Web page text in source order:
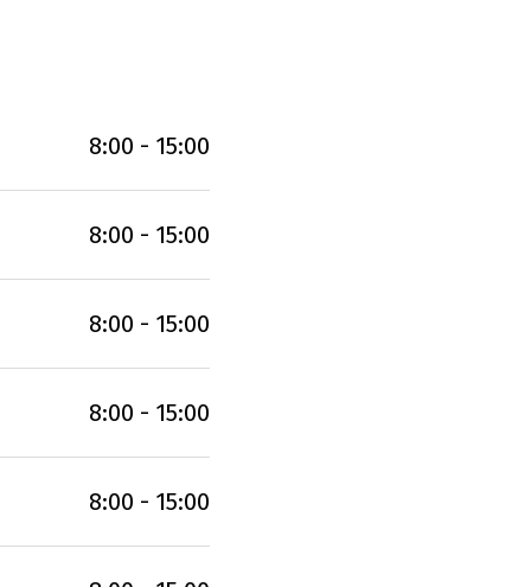
8:00 - 15:00
8:00 - 15:00
8:00 - 15:00
8:00 - 15:00
8:00 - 15:00